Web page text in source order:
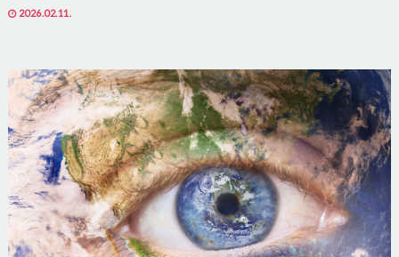
POSTED
2026.02.11.